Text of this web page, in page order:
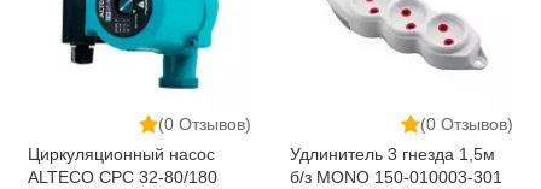
(0 Отзывов)
Циркуляционный насос
ALTECO CPC 32-80/180
(0 Отзывов)
Удлинитель 3 гнезда 1,5м
б/з MONO 150-010003-301